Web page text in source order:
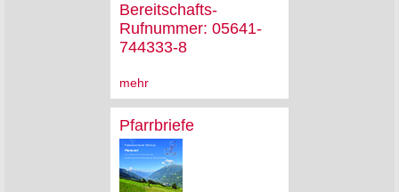
Bereitschafts-
Rufnummer: 05641-
744333-8
mehr
Pfarrbriefe